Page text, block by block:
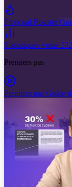
Proposal Roaster
Statistiques vente
Premiers pas
Premiers pas Guide